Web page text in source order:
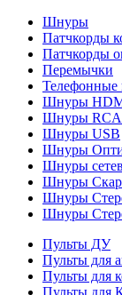
Шнуры
Патчкорды
Патчкорды
Перемычки
Телефонные
Шнуры
Шнуры
Шнуры USB
Шнуры
Шнуры
Шнуры
Шнуры
Шнуры
Пульты ДУ
Пульты для
Пульты для
Пульты для